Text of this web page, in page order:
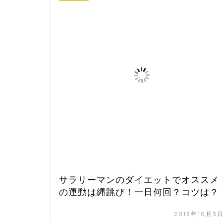
サラリーマンのダイエットでオススメ
の運動は縄跳び！一日何回？コツは？
2018年10月3